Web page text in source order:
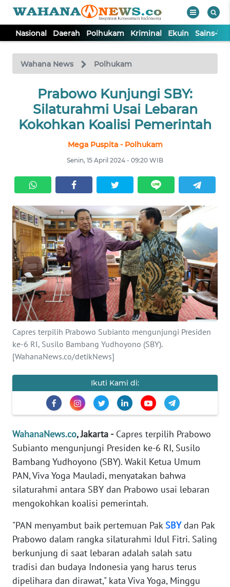
Nasional Daerah Polhukam Kriminal Ekuin Sains-
Wahana News Polhukam
Prabowo Kunjungi SBY:
Silaturahmi Usai Lebaran
Kokohkan Koalisi Pemerintah
Mega Puspita - Polhukam
Senin, 15 April 2024 - 09:20 WIB
Capres terpilih Prabowo Subianto mengunjungi Presiden
ke-6 RI, Susilo Bambang Yudhoyono (SBY).
[WahanaNews.co/detikNews]
Ikuti Kami di:
WahanaNews.co, Jakarta -Capres terpilih Prabowo
Subianto mengunjungi Presiden ke-6 RI, Susilo
Bambang Yudhoyono (SBY). Wakil Ketua Umum
PAN, Viva Yoga Mauladi, menyatakan bahwa
silaturahmi antara SBY dan Prabowo usai lebaran
mengokohkan koalisi pemerintah.
"PAN menyambut baik pertemuan Pak SBYdan Pak
Prabowo dalam rangka silaturahmi Idul Fitri. Saling
berkunjung di saat lebaran adalah salah satu
tradisi dan budaya Indonesia yang harus terus
dipelihara dan dirawat," kata Viva Yoga, Minggu
TV
Tutup
NASIONAL
DAERAH
KRIMINAL
EKUIN
SAINS-TEKNO
KESEHATAN
INTERNASIONAL
SERBA-SERBI
PENDIDIKAN
EDITORIAL
Informasi
INDEKS
KONTAK
KAMI
INFO
IKLAN